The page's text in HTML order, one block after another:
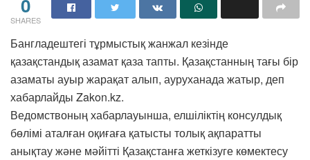
SHARES
Бангладештегі тұрмыстық жанжал кезінде
қазақстандық азамат қаза тапты. Қазақстанның тағы бір
азаматы ауыр жарақат алып, ауруханада жатыр, деп
хабарлайды Zakon.kz.
Ведомствоның хабарлауынша, елшіліктің консулдық
бөлімі аталған оқиғаға қатысты толық ақпаратты
анықтау және мәйітті Қазақстанға жеткізуге көмектесу